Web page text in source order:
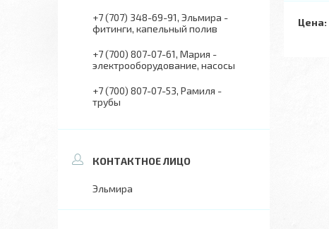
Цена:
+7 (707) 348-69-91 Эльмира -
фитинги, капельный полив
+7 (700) 807-07-61 Мария -
электрооборудование, насосы
+7 (700) 807-07-53 Рамиля -
трубы
Эльмира